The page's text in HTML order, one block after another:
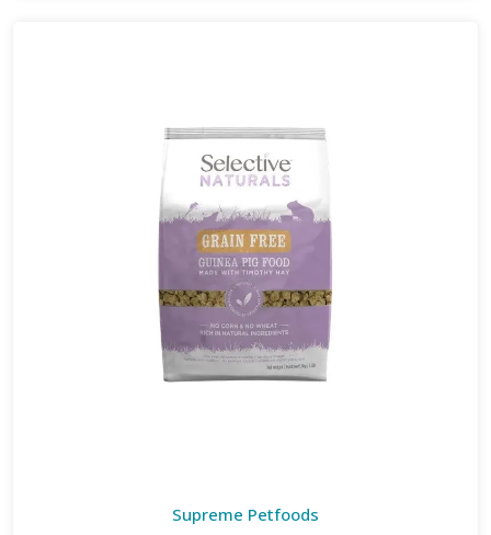
Supreme Petfoods